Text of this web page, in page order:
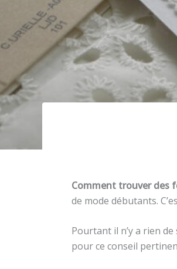
Comment trouver des
de mode débutants.
Pourtant il n’y a rien
pour ce conseil